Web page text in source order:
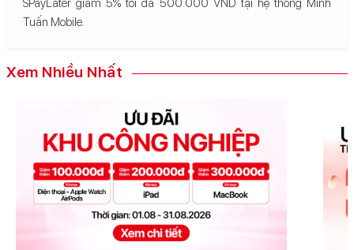
SPayLater giảm 5% tối đa 500.000 VND tại hệ thống Minh
Tuấn Mobile.
Xem Nhiều Nhất